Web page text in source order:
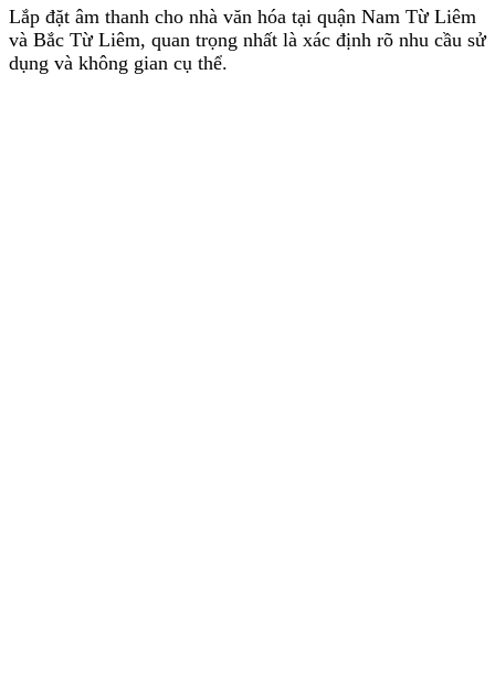
Lắp đặt âm thanh cho nhà văn hóa tại quận Nam Từ Liêm
và Bắc Từ Liêm, quan trọng nhất là xác định rõ nhu cầu sử
dụng và không gian cụ thể.